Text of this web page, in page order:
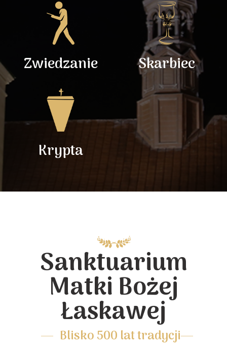
Zwiedzanie Skarbiec
Krypta
Sanktuarium
Matki Bożej
Łaskawej
Blisko 500 lat tradycji